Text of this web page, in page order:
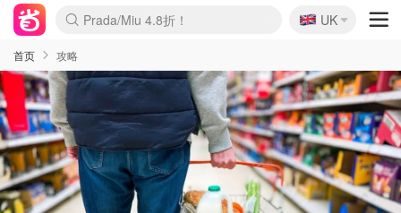
Prada/Miu 4.8折！
🇬🇧
UK
首页 攻略